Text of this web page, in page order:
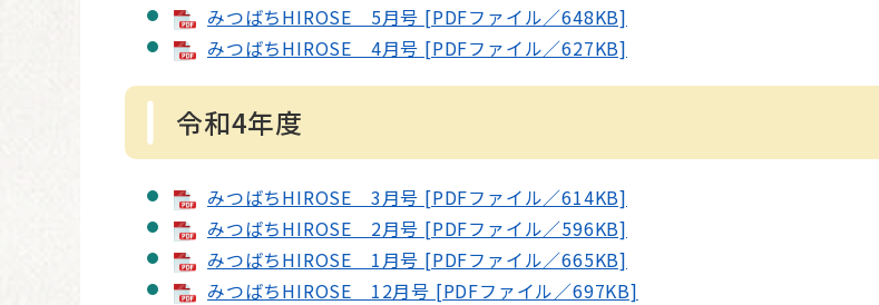
みつばちHIROSE 5月号 [PDFファイル／648KB]
みつばちHIROSE 4月号 [PDFファイル／627KB]
令和4年度
みつばちHIROSE 3月号 [PDFファイル／614KB]
みつばちHIROSE 2月号 [PDFファイル／596KB]
みつばちHIROSE 1月号 [PDFファイル／665KB]
みつばちHIROSE 12月号 [PDFファイル／697KB]